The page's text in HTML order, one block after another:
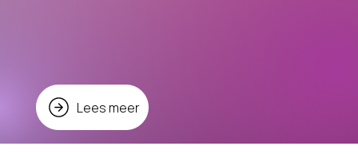
Lees meer